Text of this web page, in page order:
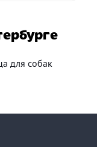
для собак